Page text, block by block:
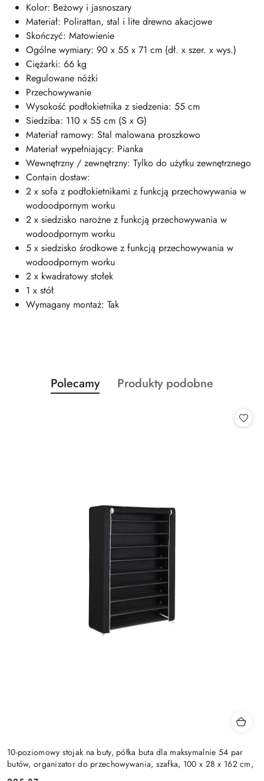
Kolor: Beżowy i jasnoszary
Materiał: Polirattan, stal i lite drewno akacjowe
Skończyć: Matowienie
Ogólne wymiary: 90 x 55 x 71 cm (dł. x szer. x wys.)
Ciężarki: 66 kg
Regulowane nóżki
Przechowywanie
Wysokość podłokietnika z siedzenia: 55 cm
Siedziba: 110 x 55 cm (S x G)
Materiał ramowy: Stal malowana proszkowo
Materiał wypełniający: Pianka
Wewnętrzny / zewnętrzny: Tylko do użytku zewnętrznego
Contain dostaw:
2 x sofa z podłokietnikami z funkcją przechowywania w
wodoodpornym worku
2 x siedzisko narożne z funkcją przechowywania w
wodoodpornym worku
5 x siedzisko środkowe z funkcją przechowywania w
wodoodpornym worku
2 x kwadratowy stołek
1 x stół
Wymagany montaż: Tak
Pomiń karuzelę produktów
Produkty
o
Polecamy
Produkty
Produkty podobne
10-poziomowy stojak na buty, półka buta dla maksymalnie 54 par
butów, organizator do przechowywania, szafka, 100 x 28 x 162 cm,